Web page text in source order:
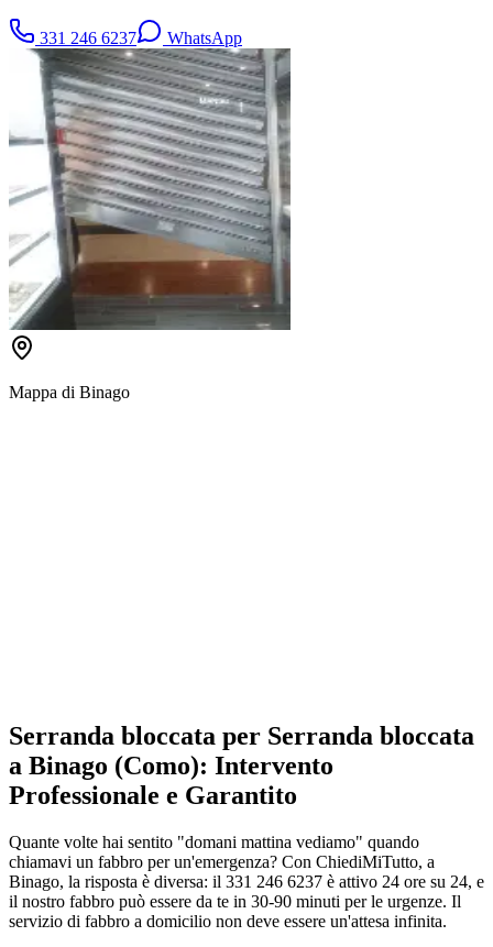
331 246 6237 WhatsApp
Mappa di Binago
Serranda bloccata per Serranda bloccata
a Binago (Como): Intervento
Professionale e Garantito
Quante volte hai sentito "domani mattina vediamo" quando
chiamavi un fabbro per un'emergenza? Con ChiediMiTutto, a
Binago, la risposta è diversa: il 331 246 6237 è attivo 24 ore su 24, e
il nostro fabbro può essere da te in 30-90 minuti per le urgenze. Il
servizio di fabbro a domicilio non deve essere un'attesa infinita.